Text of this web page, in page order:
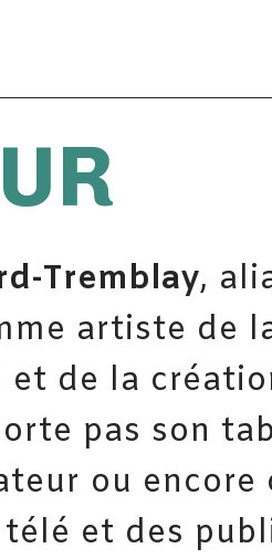
Tremblay,
artiste de
de la
pas son
ou encore
et des